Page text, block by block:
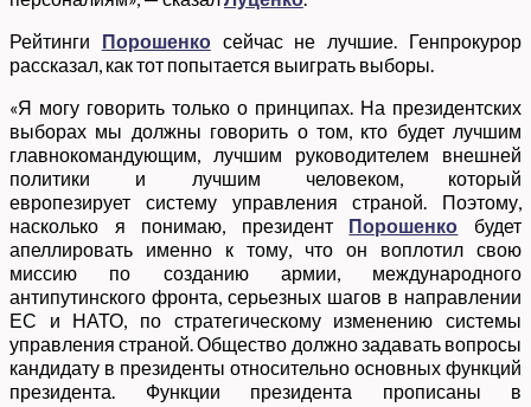
Рейтинги Порошенкосейчас не лучшие. Генпрокурор
рассказал, как тот попытается выиграть выборы.
«Я могу говорить только о принципах. На президентских
выборах мы должны говорить о том, кто будет лучшим
главнокомандующим, лучшим руководителем внешней
политики и лучшим человеком, который
европезирует систему управления страной. Поэтому,
насколько я понимаю, президент Порошенко будет
апеллировать именно к тому, что он воплотил свою
миссию по созданию армии, международного
антипутинского фронта, серьезных шагов в направлении
ЕС и НАТО, по стратегическому изменению системы
управления страной. Общество должно задавать вопросы
кандидату в президенты относительно основных функций
президента. Функции президента прописаны в